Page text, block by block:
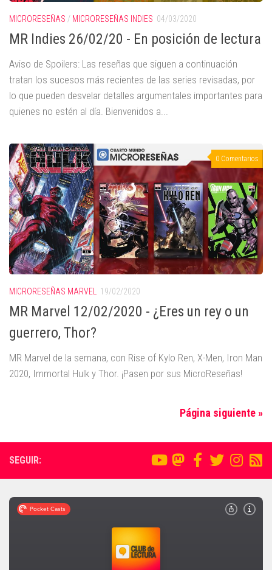
MICRORESEÑAS / MICRORESEÑAS INDIES 04/03/2020
MR Indies 26/02/20 - En posición de lectura
Aviso de Spoilers: Las reseñas que siguen a continuación
tratan los sucesos más recientes de las series revisadas, por
lo que pueden desvelar detalles argumentales importantes para
quienes no estén al día. Bienvenidos a...
0 Comentarios
MICRORESEÑAS MARVEL 19/02/2020
MR Marvel 12/02/2020 - ¿Eres un rey o un
guerrero, Thor?
MR Marvel de la semana, con Rise of Kylo Ren, X-Men, Iron Man
2020, Immortal Hulk y Thor. ¡Pasen por sus MicroReseñas!
Página siguiente »
SEGUIR: